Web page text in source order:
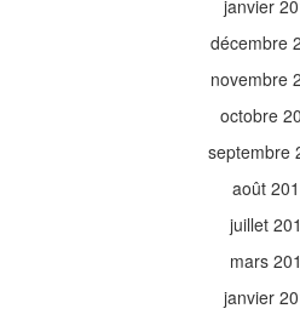
janvier
décembre
novembre
octobre
septembre
août
juillet
mars
janvier